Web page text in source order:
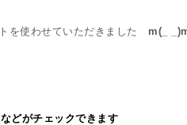
を使わせていただきました　m(_
どがチェックできます